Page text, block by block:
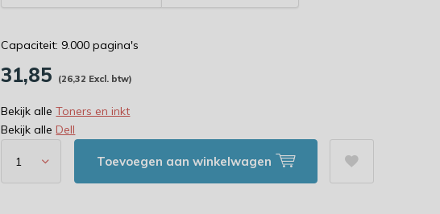
Capaciteit: 9.000 pagina's
31,85 (26,32 Excl. btw)
Bekijk alleToners en inkt
Bekijk alle Dell
Toevoegen aan winkelwagen